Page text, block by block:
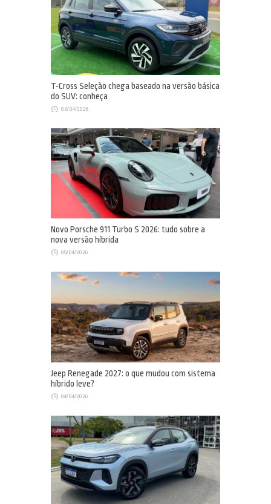
T-Cross Seleção chega baseado na versão básica
do SUV: conheça
06/04/2026
Novo Porsche 911 Turbo S 2026: tudo sobre a
nova versão híbrida
05/04/2026
Jeep Renegade 2027: o que mudou com sistema
híbrido leve?
04/04/2026